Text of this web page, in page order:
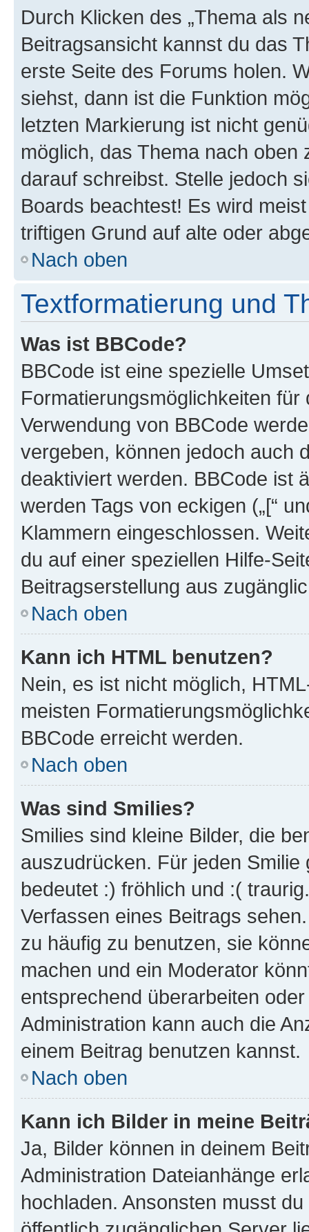
Durch Klicken des „Thema als
Beitragsansicht kannst du das
erste Seite des Forums holen.
siehst, dann ist die Funktion
letzten Markierung ist nicht
möglich, das Thema nach oben
darauf schreibst. Stelle jedoch
Boards beachtest! Es wird
triftigen Grund auf alte oder
Nach oben
Textformatierung und
Was ist BBCode?
BBCode ist eine spezielle
Formatierungsmöglichkeiten
Verwendung von BBCode
vergeben, können jedoch auch
deaktiviert werden. BBCode ist
werden Tags von eckigen („[“
Klammern eingeschlossen.
du auf einer speziellen Hilfe-
Beitragserstellung aus
Nach oben
Kann ich HTML benutzen?
Nein, es ist nicht möglich,
meisten
BBCode erreicht werden.
Nach oben
Was sind Smilies?
Smilies sind kleine Bilder, die
auszudrücken. Für jeden
bedeutet :) fröhlich und :(
Verfassen eines Beitrags
zu häufig zu benutzen, sie
machen und ein Moderator
entsprechend überarbeiten
Administration kann auch die
einem Beitrag benutzen kannst.
Nach oben
Kann ich Bilder in meine
Ja, Bilder können in deinem
Administration Dateianhänge
hochladen. Ansonsten musst